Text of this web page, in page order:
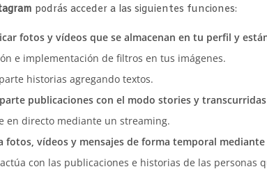
podrás acceder a las siguientes funciones:
fotos y vídeos que se almacenan en tu perfil y
e implementación de filtros en tus imágenes.
historias agregando textos.
publicaciones con el modo stories y
en directo mediante un streaming.
fotos, vídeos y mensajes de forma temporal
con las publicaciones e historias de las personas